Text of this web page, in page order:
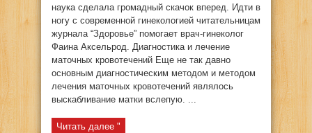
наука сделала громадный скачок вперед. Идти в
ногу с современной гинекологией читательницам
журнала “Здоровье” помогает врач-гинеколог
Фаина Аксельрод. Диагностика и лечение
маточных кровотечений Еще не так давно
основным диагностическим методом и методом
лечения маточных кровотечений являлось
выскабливание матки вслепую. ...
Читать далее "